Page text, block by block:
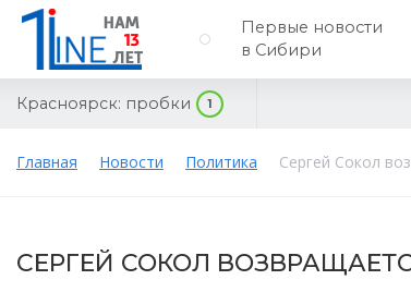
Первые новости
в Сибири
Красноярск: пробки 1
Главная Новости Политика Сергей Сокол
СЕРГЕЙ СОКОЛ